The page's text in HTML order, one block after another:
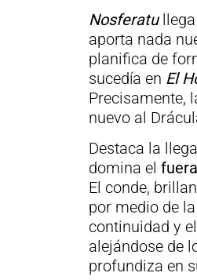
Nosferatu
aporta nada
planifica de
sucedía en El
Precisamente,
nuevo al
Destaca la
domina el
El conde,
por medio de la
continuidad y
alejándose de
profundiza en